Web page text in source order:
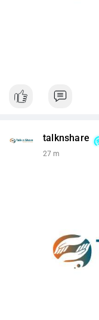
talknshare
27 m